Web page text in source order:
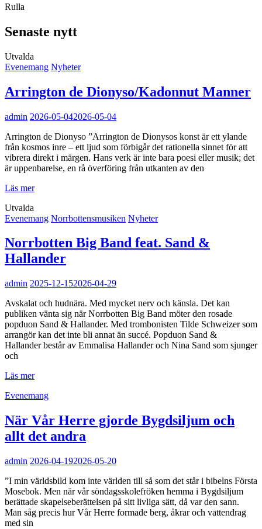
Rulla
Senaste nytt
Utvalda
Kategorilänkar
Evenemang Nyheter
Arrington de Dionyso/Kadonnut Manner
admin 2026-05-042026-05-04
Arrington de Dionyso ”Arrington de Dionysos konst är ett ylande
från kosmos inre – ett ljud som förbigår det rationella sinnet för att
vibrera direkt i märgen. Hans verk är inte bara poesi eller musik; det
är uppenbarelse, en rå överföring från utkanten av den
Läs merArrington
Manner
Utvalda
Kategorilänkar
Evenemang Norrbottensmusiken Nyheter
Norrbotten Big Band feat. Sand &
Hallander
admin 2025-12-152026-04-29
Avskalat och hudnära. Med mycket nerv och känsla. Det kan
publiken vänta sig när Norrbotten Big Band möter den rosade
popduon Sand & Hallander. Med trombonisten Tilde Schweizer som
arrangör kan det inte bli annat än succé. Popduon Sand &
Hallander består av Emmalisa Hallander och Nina Sand som sjunger
och
Läs merNorrbotten
Band
Sand
&
Hallander
Kategorilänkar
Evenemang
När Vår Herre gjorde Bygdsiljum och
allt det andra
admin 2026-04-192026-05-20
”I min världsbild kom inte världen till så som det står i bibelns Första
Mosebok. Men när vår söndagsskolefröken hemma i Bygdsiljum
berättade skapelseberättelsen på sitt livliga sätt, då var den sann.
Man såg precis hur Vår Herre formade berg, åkrar och vattendrag
med sin